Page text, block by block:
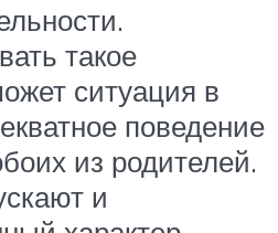
такое
ситуация в
поведение
из родителей.
и